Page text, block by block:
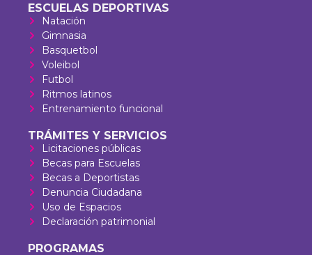
ESCUELAS DEPORTIVAS
Natación
Gimnasia
Basquetbol
Voleibol
Futbol
Ritmos latinos
Entrenamiento funcional
TRÁMITES Y SERVICIOS
Licitaciones públicas
Becas para Escuelas
Becas a Deportistas
Denuncia Ciudadana
Uso de Espacios
Declaración patrimonial
PROGRAMAS